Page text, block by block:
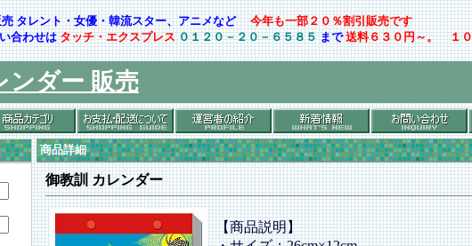
売 タレント・女優・韓流スター、アニメなど今年も一部２０％割引販売です
合わせはタッチ・エクスプレス ０１２０－２０－６５８５ まで送料６３０円～。 １
ンダー 販売
商品詳細
御教訓 カレンダー
【商品説明】